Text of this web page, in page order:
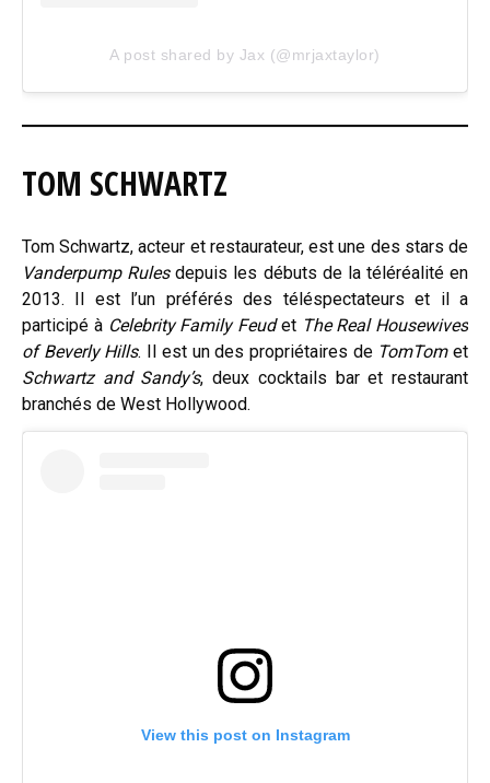
A post shared by Jax (@mrjaxtaylor)
TOM SCHWARTZ
Tom Schwartz, acteur et restaurateur, est une des stars de
Vanderpump Rulesdepuis les débuts de la téléréalité en
2013. Il est l’un préférés des téléspectateurs et il a
participé à Celebrity Family Feudet The Real Housewives
of Beverly Hills. Il est un des propriétaires de TomTomet
Schwartz and Sandy’s, deux cocktails bar et restaurant
branchés de West Hollywood.
View this post on Instagram